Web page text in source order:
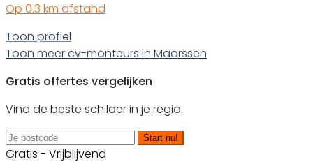
Op 0.3 km afstand
Toon profiel
Toon meer cv-monteurs in Maarssen
Gratis offertes vergelijken
Vind de beste schilder in je regio.
Start nu!
Gratis - Vrijblijvend